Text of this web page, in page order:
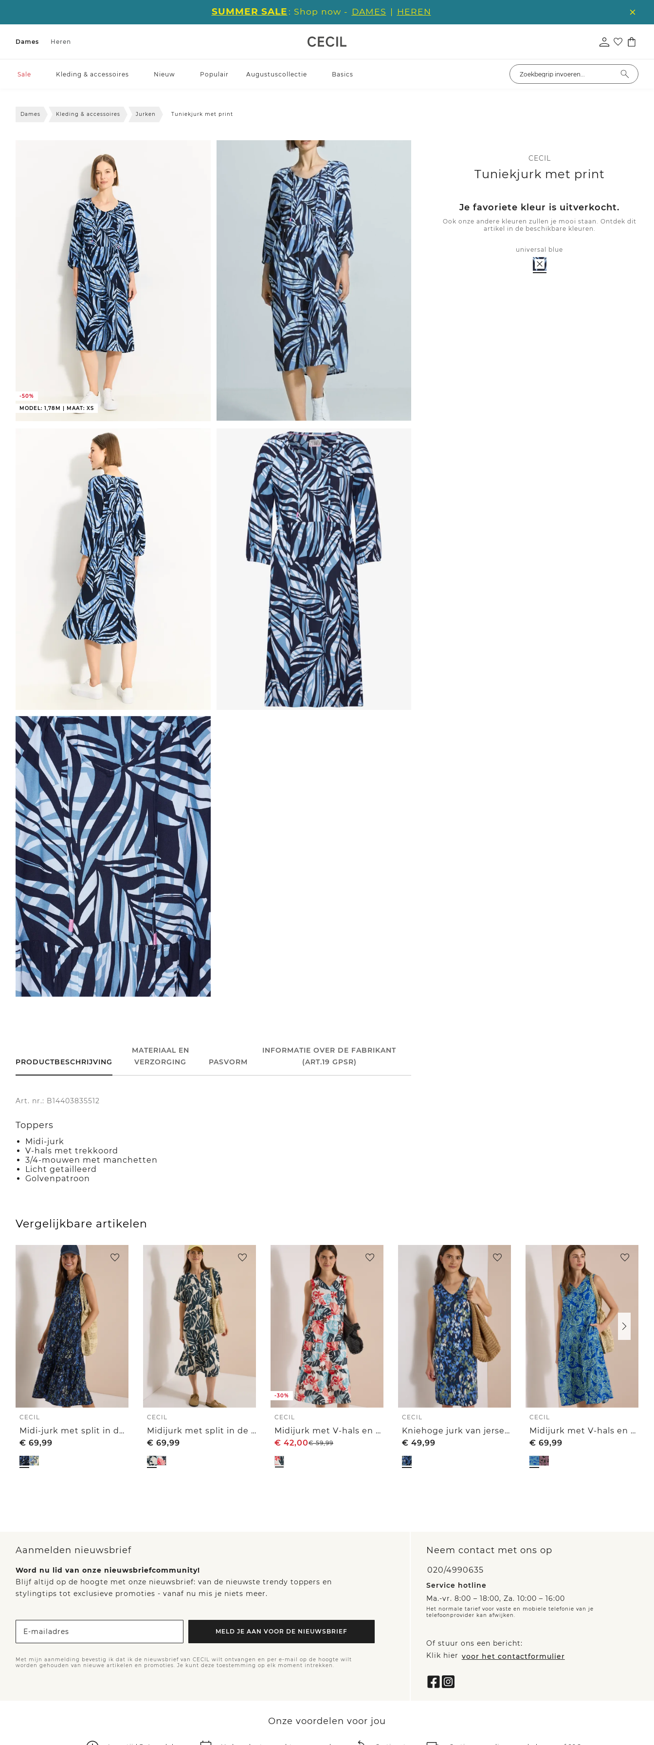
SUMMER SALE : Shop now - DAMES | HEREN
Dames Heren
Sale Kleding & accessoires Nieuw Populair Augustuscollectie Basics
Dames Kleding & accessoires Jurken Tuniekjurk met print
-50%
MODEL: 1,78M | MAAT: XS
CECIL
Tuniekjurk met print
Je favoriete kleur is uitverkocht.
Ook onze andere kleuren zullen je mooi staan. Ontdek dit
artikel in de beschikbare kleuren.
universal blue
PRODUCTBESCHRIJVING
MATERIAAL EN
VERZORGING
PASVORM
INFORMATIE OVER DE FABRIKANT
(ART.19 GPSR)
Art. nr.: B14403835512
Toppers
Midi-jurk
V-hals met trekkoord
3/4-mouwen met manchetten
Licht getailleerd
Golvenpatroon
Vergelijkbare artikelen
CECIL
Midi-jurk met split in de hals en print
€ 69,99
CECIL
Midijurk met split in de hals en print
€ 69,99
-30%
CECIL
Midijurk met V-hals en print
€ 42,00€59,99
CECIL
Kniehoge jurk van jersey met print
€ 49,99
CECIL
Midijurk met V-hals en print
€ 69,99
Aanmelden nieuwsbrief
Word nu lid van onze nieuwsbriefcommunity!
Blijf altijd op de hoogte met onze nieuwsbrief: van de nieuwste trendy toppers en
stylingtips tot exclusieve promoties - vanaf nu mis je niets meer.
E-mailadres MELD JE AAN VOOR DE NIEUWSBRIEF
Met mijn aanmelding bevestig ik dat ik de nieuwsbrief van CECIL wilt ontvangen en per e-mail op de hoogte wilt
worden gehouden van nieuwe artikelen en promoties. Je kunt deze toestemming op elk moment intrekken.
Neem contact met ons op
020/4990635
Service hotline
Ma.-vr. 8:00 – 18:00, Za. 10:00 – 16:00
Het normale tarief voor vaste en mobiele telefonie van je
telefoonprovider kan afwijken.
Of stuur ons een bericht:
Klik hier voor het contactformulier
Onze voordelen voor jou